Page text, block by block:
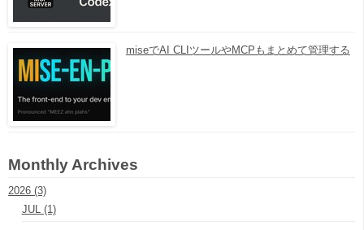
miseでAI CLIツールやMCPもまとめて管理する
Monthly Archives
2026 (3)
JUL (1)